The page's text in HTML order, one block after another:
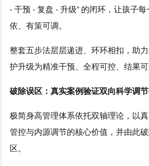
- 干预 - 复盘 - 升级” 的闭环，让孩子
依、有策可调。
整套五步法层层递进、环环相扣，助
护升级为精准干预、全程可控、结果可
破除误区：真实案例验证双向科学调
极简身高管理体系依托双轴理论，以
管控与内源调节的核心价值，并由此
区。